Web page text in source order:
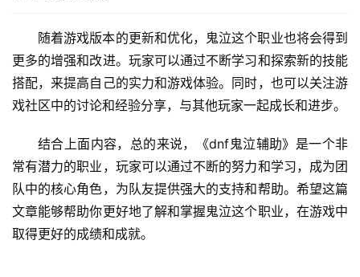
随着游戏版本的更新和优化，鬼泣这个职业也将会得到
更多的增强和改进。玩家可以通过不断学习和探索新的技能
搭配，来提高自己的实力和游戏体验。同时，也可以关注游
戏社区中的讨论和经验分享，与其他玩家一起成长和进步。
结合上面内容，总的来说，《dnf鬼泣辅助》是一个非
常有潜力的职业，玩家可以通过不断的努力和学习，成为团
队中的核心角色，为队友提供强大的支持和帮助。希望这篇
文章能够帮助你更好地了解和掌握鬼泣这个职业，在游戏中
取得更好的成绩和成就。